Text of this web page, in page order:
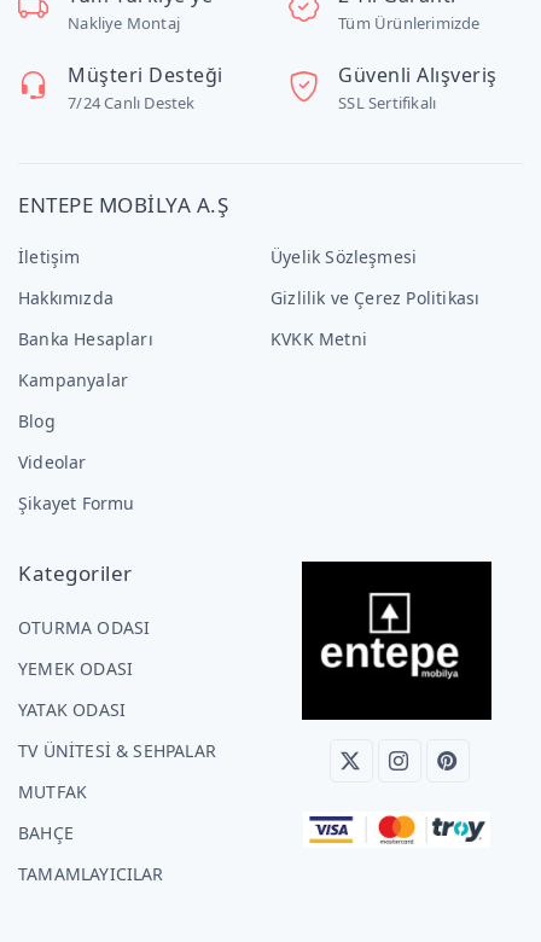
Nakliye Montaj Tüm Ürünlerimizde
Müşteri Desteği
7/24 Canlı Destek
Güvenli Alışveriş
SSL Sertifikalı
ENTEPE MOBİLYA A.Ş
İletişim
Hakkımızda
Banka Hesapları
Kampanyalar
Blog
Videolar
Şikayet Formu
Üyelik Sözleşmesi
Gizlilik ve Çerez Politikası
KVKK Metni
Kategoriler
OTURMA ODASI
YEMEK ODASI
YATAK ODASI
TV ÜNİTESİ & SEHPALAR
MUTFAK
BAHÇE
TAMAMLAYICILAR